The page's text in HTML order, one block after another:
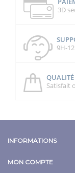
3D
9H-
Satisfait
INFORMATIONS
MON COMPTE